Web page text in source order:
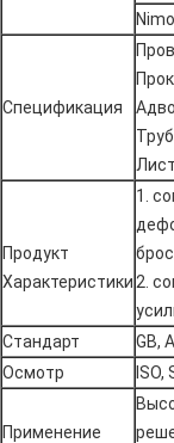
Спецификация
Продукт
Характеристики
1.
2.
Стандарт
GB,
Осмотр
ISO,
Применение